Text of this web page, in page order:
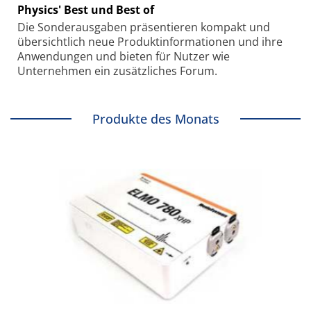
Physics' Best und Best of
Die Sonder­ausgaben präsentieren kompakt und
übersichtlich neue Produkt­informationen und ihre
Anwendungen und bieten für Nutzer wie
Unternehmen ein zusätzliches Forum.
Produkte des Monats